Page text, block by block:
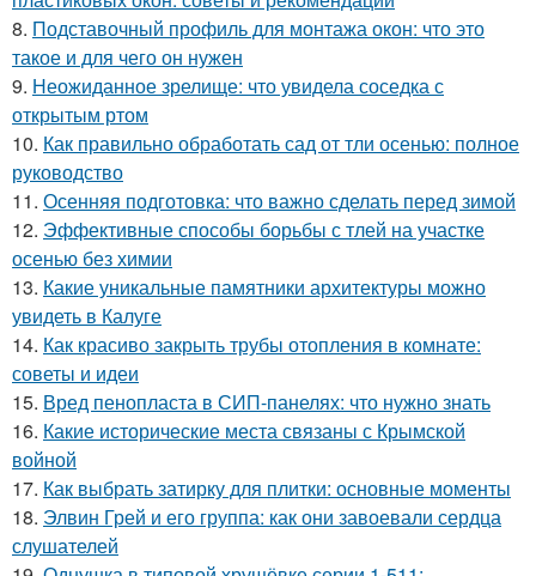
8. Подставочный профиль для монтажа окон: что это
такое и для чего он нужен
9. Неожиданное зрелище: что увидела соседка с
открытым ртом
10. Как правильно обработать сад от тли осенью: полное
руководство
11. Осенняя подготовка: что важно сделать перед зимой
12. Эффективные способы борьбы с тлей на участке
осенью без химии
13. Какие уникальные памятники архитектуры можно
увидеть в Калуге
14. Как красиво закрыть трубы отопления в комнате:
советы и идеи
15. Вред пенопласта в СИП-панелях: что нужно знать
16. Какие исторические места связаны с Крымской
войной
17. Как выбрать затирку для плитки: основные моменты
18. Элвин Грей и его группа: как они завоевали сердца
слушателей